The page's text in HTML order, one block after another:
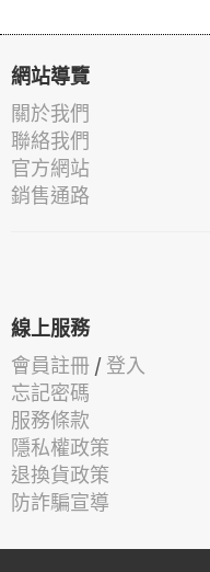
網站導覽
關於我們
聯絡我們
官方網站
銷售通路
線上服務
會員註冊 / 登入
忘記密碼
服務條款
隱私權政策
退換貨政策
防詐騙宣導